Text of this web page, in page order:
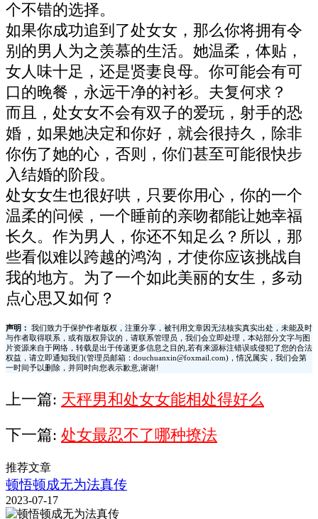
个不错的选择。
如果你成功追到了处女女，那么你将拥有令
别的男人为之羡慕的生活。她温柔，体贴，
女人味十足，还是贤妻良母。你可能会有可
口的晚餐，永远干净的衬衫。夫复何求？
而且，处女女不会有双子的爱玩，射手的恐
婚，如果她决定和你好，就会很持久，除非
你伤了她的心，否则，你们甚至可能很快步
入结婚的阶段。
处女女生也很好哄，只要你用心，你的一个
温柔的问候，一个睡前的亲吻都能让她幸福
长久。作为男人，你还不知足么？所以，那
些看似难以跨越的鸿沟，才使你应该挑战自
我的地方。为了一个如此美丽的女生，多动
点心思又如何？
声明：
我们致力于保护作者版权，注重分享，被刊用文章因无法核实真实出处，未能及时
与作者取得联系，或有版权异议的，请联系管理员，我们会立即处理，本站部分文字与图
片资源来自于网络，转载是出于传递更多信息之目的,若有来源标注错误或侵犯了您的合法
权益，请立即通知我们(管理员邮箱：douchuanxin@foxmail.com)，情况属实，我们会第
一时间予以删除，并同时向您表示歉意,谢谢!
上一篇: 天秤男和处女女能相处得好么
下一篇: 处女最忍不了哪种撩法
推荐文章
顿悟顿成无为法真传
2023-07-17